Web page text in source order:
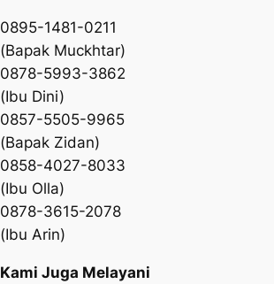
0895-1481-0211
(Bapak Muckhtar)
0878-5993-3862
(Ibu Dini)
0857-5505-9965
(Bapak Zidan)
0858-4027-8033
(Ibu Olla)
0878-3615-2078
(Ibu Arin)
Kami Juga Melayani